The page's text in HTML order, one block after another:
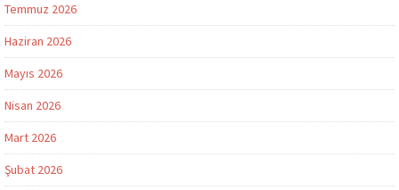
Temmuz 2026
Haziran 2026
Mayıs 2026
Nisan 2026
Mart 2026
Şubat 2026